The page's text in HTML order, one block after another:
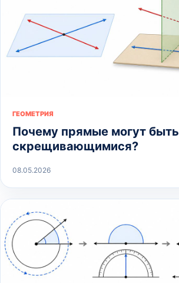
ГЕОМЕТРИЯ
Почему прямые могут быть
скрещивающимися?
08.05.2026